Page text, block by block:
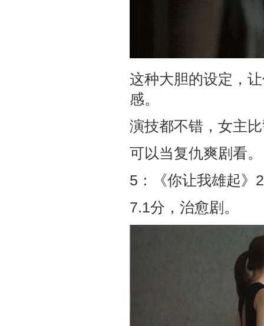
这种大胆的设定，
感。
演技都不错，女主
可以当复仇爽剧看。
5：《你让我雄起》
7.1分，治愈剧。